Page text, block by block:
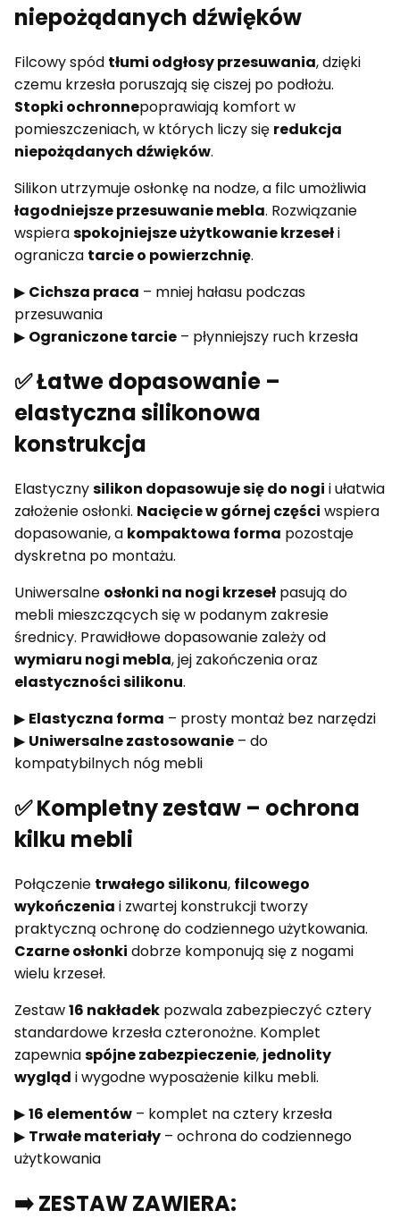
niepożądanych dźwięków
Filcowy spód tłumi odgłosy przesuwania, dzięki
czemu krzesła poruszają się ciszej po podłożu.
Stopki ochronnepoprawiają komfort w
pomieszczeniach, w których liczy się redukcja
niepożądanych dźwięków.
Silikon utrzymuje osłonkę na nodze, a filc umożliwia
łagodniejsze przesuwanie mebla. Rozwiązanie
wspieraspokojniejsze użytkowanie krzesełi
ogranicza tarcie o powierzchnię.
▶ Cichsza praca – mniej hałasu podczas
przesuwania
▶ Ograniczone tarcie – płynniejszy ruch krzesła
✅ Łatwe dopasowanie –
elastyczna silikonowa
konstrukcja
Elastycznysilikon dopasowuje się do nogi i ułatwia
założenie osłonki. Nacięcie w górnej części wspiera
dopasowanie, a kompaktowa forma pozostaje
dyskretna po montażu.
Uniwersalne osłonki na nogi krzeseł pasują do
mebli mieszczących się w podanym zakresie
średnicy. Prawidłowe dopasowanie zależy od
wymiaru nogi mebla, jej zakończenia oraz
elastyczności silikonu.
▶ Elastyczna forma – prosty montaż bez narzędzi
▶ Uniwersalne zastosowanie – do
kompatybilnych nóg mebli
✅ Kompletny zestaw – ochrona
kilku mebli
Połączenie trwałego silikonu, filcowego
wykończenia i zwartej konstrukcji tworzy
praktyczną ochronę do codziennego użytkowania.
Czarne osłonki dobrze komponują się z nogami
wielu krzeseł.
Zestaw16 nakładek pozwala zabezpieczyć cztery
standardowe krzesła czteronożne. Komplet
zapewniaspójne zabezpieczenie, jednolity
wygląd i wygodne wyposażenie kilku mebli.
▶16 elementów – komplet na cztery krzesła
▶ Trwałe materiały – ochrona do codziennego
użytkowania
➡️ ZESTAW ZAWIERA: